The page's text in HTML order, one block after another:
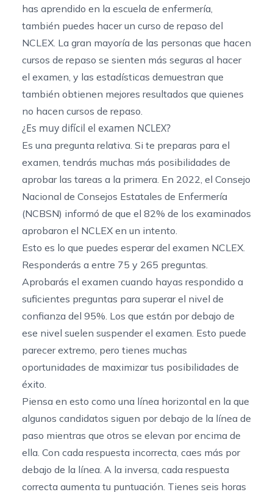
has aprendido en la escuela de enfermería,
también puedes hacer un curso de repaso del
NCLEX. La gran mayoría de las personas que hacen
cursos de repaso se sienten más seguras al hacer
el examen, y las estadísticas demuestran que
también obtienen mejores resultados que quienes
no hacen cursos de repaso.
¿Es muy difícil el examen NCLEX?
Es una pregunta relativa. Si te preparas para el
examen, tendrás muchas más posibilidades de
aprobar las tareas a la primera. En 2022, el Consejo
Nacional de Consejos Estatales de Enfermería
(NCBSN) informó de que el 82% de los examinados
aprobaron el NCLEX en un intento.
Esto es lo que puedes esperar del examen NCLEX.
Responderás a entre 75 y 265 preguntas.
Aprobarás el examen cuando hayas respondido a
suficientes preguntas para superar el nivel de
confianza del 95%. Los que están por debajo de
ese nivel suelen suspender el examen. Esto puede
parecer extremo, pero tienes muchas
oportunidades de maximizar tus posibilidades de
éxito.
Piensa en esto como una línea horizontal en la que
algunos candidatos siguen por debajo de la línea de
paso mientras que otros se elevan por encima de
ella. Con cada respuesta incorrecta, caes más por
debajo de la línea. A la inversa, cada respuesta
correcta aumenta tu puntuación. Tienes seis horas